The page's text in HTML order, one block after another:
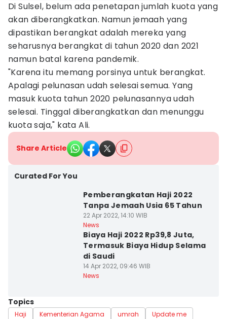
Di Sulsel, belum ada penetapan jumlah kuota yang
akan diberangkatkan. Namun jemaah yang
dipastikan berangkat adalah mereka yang
seharusnya berangkat di tahun 2020 dan 2021
namun batal karena pandemik.
"Karena itu memang porsinya untuk berangkat.
Apalagi pelunasan udah selesai semua. Yang
masuk kuota tahun 2020 pelunasannya udah
selesai. Tinggal diberangkatkan dan menunggu
kuota saja," kata Ali.
Share Article
Curated For You
Pemberangkatan Haji 2022
Tanpa Jemaah Usia 65 Tahun
22 Apr 2022, 14:10 WIB
News
Biaya Haji 2022 Rp39,8 Juta,
Termasuk Biaya Hidup Selama
di Saudi
14 Apr 2022, 09:46 WIB
News
Topics
Haji Kementerian Agama umrah Update me